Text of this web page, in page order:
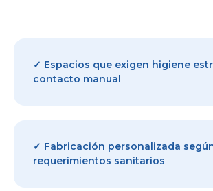
✓ Espacios que exigen higiene
contacto manual
✓ Fabricación personalizada
requerimientos sanitarios